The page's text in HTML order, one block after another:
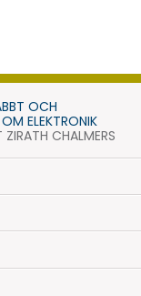
OCH
ELEKTRONIK
ZIRATH CHALMERS